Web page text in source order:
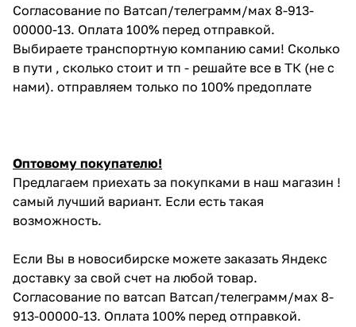
Согласование по Ватсап/телеграмм/мах 8-913-
00000-13. Оплата 100% перед отправкой.
Выбираете транспортную компанию сами! Сколько
в пути , сколько стоит и тп - решайте все в ТК (не с
нами). отправляем только по 100% предоплате
Оптовому покупателю!
Предлагаем приехать за покупками в наш магазин !
самый лучший вариант. Если есть такая
возможность.
Если Вы в новосибирске можете заказать Яндекс
доставку за свой счет на любой товар.
Согласование по ватсап Ватсап/телеграмм/мах 8-
913-00000-13. Оплата 100% перед отправкой.